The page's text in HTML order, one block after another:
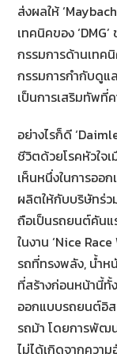
ส่งผลให้
เทคนิคของ
กรรมการด้านเทค
กรรมการกำกับดูแ
เป็นการเสริมทัพที่
อย่างไรก็ดี
ชีวิตด้วยโรคหัวใจ
เห็นหนึ่งในการออ
ผลิตให้กับบริษัทร่ว
ถือเป็นรถยนต์คันแ
ในงาน ‘Nice
รถที่ทรงพลัง, น้ำห
ที่สร้างก่อนหน้านี้ทั้
ออกแบบรถยนต์อิ
รถม้า โดยการพัฒ
ไม่ได้เกิดจากควา